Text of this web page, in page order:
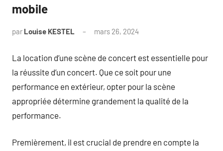
mobile
par Louise KESTEL mars 26, 2024
La location d’une scène de concert est essentielle pour
la réussite d’un concert. Que ce soit pour une
performance en extérieur, opter pour la scène
appropriée détermine grandement la qualité de la
performance.
Premièrement, il est crucial de prendre en compte la